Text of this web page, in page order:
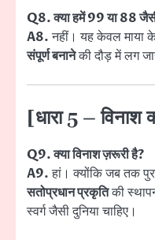
Q8. क्या हमें 99 या 88 जैसी
A8.नहीं। यह केवल माया
संपूर्ण बनानेकी दौड़ में लग
[धारा 5 – विनाश
Q9. क्या विनाश ज़रूरी है?
A9.हां। क्योंकि जब तक
सतोप्रधान प्रकृतिकी
स्वर्ग जैसी दुनिया चाहिए।